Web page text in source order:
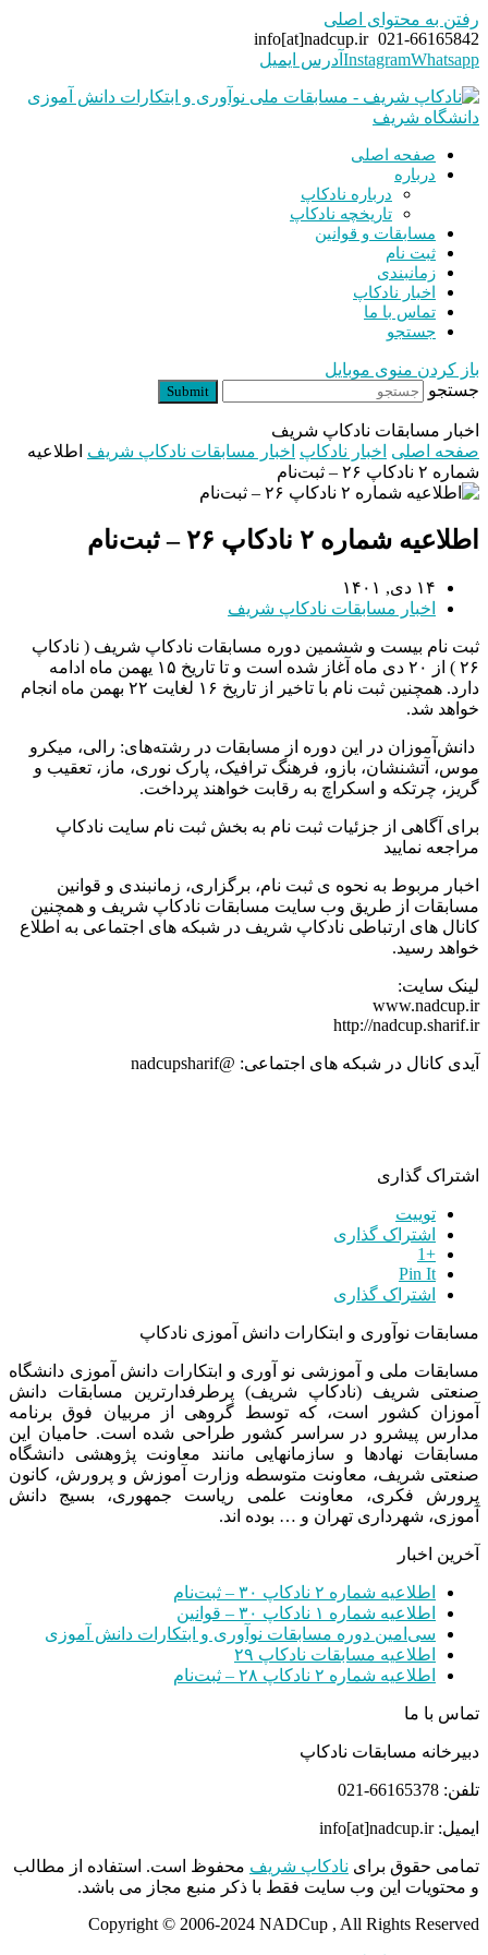
رفتن به محتوای اصلی
021-66165842
info[at]nadcup.ir
InstagramWhatsapp آدرس ایمیل
صفحه اصلی
درباره
درباره نادکاپ
تاریخچه نادکاپ
مسابقات و قوانین
ثبت نام
زمانبندی
اخبار نادکاپ
تماس با ما
جستجو
باز کردن منوی موبایل
جستجو
Submit
اخبار مسابقات نادکاپ شریف
صفحه اصلی اخبار نادکاپ اخبار مسابقات نادکاپ شریف اطلاعیه
شماره ۲ نادکاپ ۲۶ – ثبت‌نام
اطلاعیه شماره ۲ نادکاپ ۲۶ – ثبت‌نام
۱۴ دی, ۱۴۰۱
اخبار مسابقات نادکاپ شریف
ثبت نام بیست و ششمین دوره مسابقات نادکاپ شریف ( نادکاپ
۲۶ ) از ۲۰ دی ماه آغاز شده است و تا تاریخ ۱۵ یهمن ماه ادامه
دارد. همچنین ثبت نام با تاخیر از تاریخ ۱۶ لغایت ۲۲ بهمن ماه انجام
خواهد شد.
دانش‌آموزان در این دوره از مسابقات در رشته‌های: رالی، میکرو
موس، آتشنشان، بازو، فرهنگ ترافیک، پارک نوری، ماز، تعقیب و
گریز، چرتکه و اسکراچ به رقابت خواهند پرداخت.
برای آگاهی از جزئیات ثبت نام به بخش ثبت نام سایت نادکاپ
مراجعه نمایید
اخبار مربوط به نحوه ی ثبت نام، برگزاری، زمانبندی و قوانین
مسابقات از طریق وب سایت مسابقات نادکاپ شریف و همچنین
کانال های ارتباطی نادکاپ شریف در شبکه های اجتماعی به اطلاع
خواهد رسید.
لینک سایت:
www.nadcup.ir
http://nadcup.sharif.ir
آیدی کانال در شبکه های اجتماعی: @nadcupsharif
اشتراک گذاری
توییت
اشتراک گذاری
+1
Pin It
اشتراک گذاری
مسابقات نوآوری و ابتکارات دانش آموزی نادکاپ
مسابقات ملی و آموزشی نو آوری و ابتکارات دانش آموزی دانشگاه
صنعتی شریف (نادکاپ شریف) پرطرفدارترین مسابقات دانش
آموزان کشور است، که توسط گروهی از مربیان فوق برنامه
مدارس پیشرو در سراسر کشور طراحی شده است. حامیان این
مسابقات نهادها و سازمانهایی مانند معاونت پژوهشی دانشگاه
صنعتی شریف، معاونت متوسطه وزارت آموزش و پرورش، کانون
پرورش فکری، معاونت علمی ریاست جمهوری، بسیج دانش
آموزی، شهرداری تهران و … بوده اند.
آخرین اخبار
اطلاعیه شماره ۲ نادکاپ ۳۰ – ثبت‌نام
اطلاعیه شماره ۱ نادکاپ ۳۰ – قوانین
سی‌امین دوره مسابقات نوآوری و ابتکارات دانش آموزی
اطلاعیه مسابقات نادکاپ ۲۹
اطلاعیه شماره ۲ نادکاپ ۲۸ – ثبت‌نام
تماس با ما
دبیرخانه مسابقات نادکاپ
تلفن: 66165378-021
ایمیل: info[at]nadcup.ir
تمامی حقوق برای نادکاپ شریف محفوظ است. استفاده از مطالب
و محتویات این وب سایت فقط با ذکر منبع مجاز می باشد.
Copyright © 2006-2024 NADCup , All Rights Reserved